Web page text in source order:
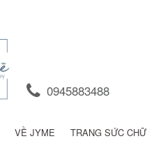
0945883488
VỀ JYME TRANG SỨC CHỮ